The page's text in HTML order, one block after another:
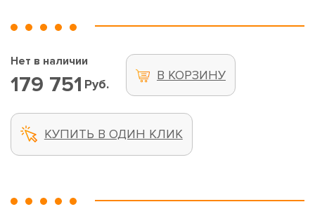
Нет в наличии
179 751 Руб.
В КОРЗИНУ
КУПИТЬ В ОДИН КЛИК